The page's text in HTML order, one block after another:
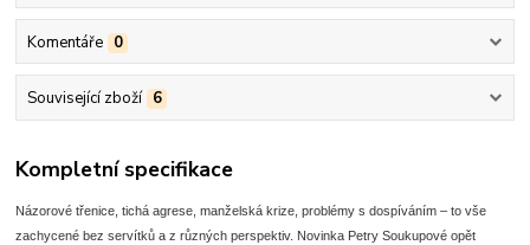
Komentáře 0
Související zboží 6
Kompletní specifikace
Názorové třenice, tichá agrese, manželská krize, problémy s dospíváním – to vše
zachycené bez servítků a z různých perspektiv. Novinka Petry Soukupové opět